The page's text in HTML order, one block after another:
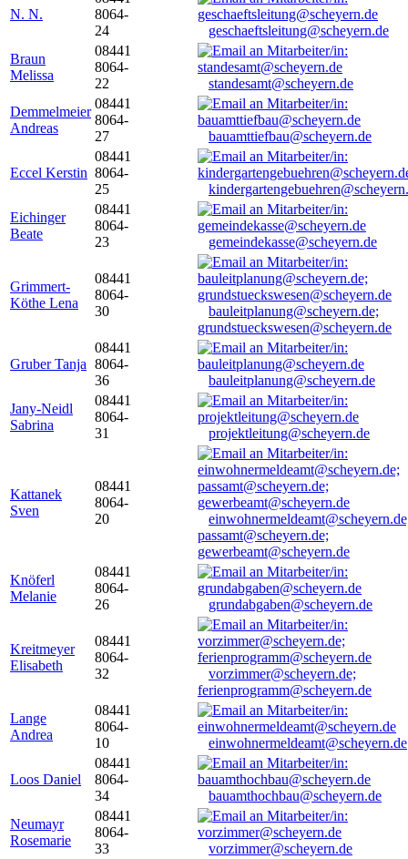
N. N.
8064-
24
geschaeftsleitung@scheyern.de
Braun
Melissa
08441
8064-
22
standesamt@scheyern.de
Demmelmeier
Andreas
08441
8064-
27
bauamttiefbau@scheyern.de
Eccel Kerstin
08441
8064-
25
Eichinger
Beate
08441
8064-
23
gemeindekasse@scheyern.de
Grimmert-
Köthe Lena
08441
8064-
30
bauleitplanung@scheyern.de;
grundstueckswesen@scheyern.de
Gruber Tanja
08441
8064-
36
bauleitplanung@scheyern.de
Jany-Neidl
Sabrina
08441
8064-
31
projektleitung@scheyern.de
Kattanek
Sven
08441
8064-
20
passamt@scheyern.de;
gewerbeamt@scheyern.de
Knöferl
Melanie
08441
8064-
26
grundabgaben@scheyern.de
Kreitmeyer
Elisabeth
08441
8064-
32
vorzimmer@scheyern.de;
ferienprogramm@scheyern.de
Lange
Andrea
08441
8064-
10
einwohnermeldeamt@scheyern.de
Loos Daniel
08441
8064-
34
bauamthochbau@scheyern.de
Neumayr
Rosemarie
08441
8064-
33
vorzimmer@scheyern.de